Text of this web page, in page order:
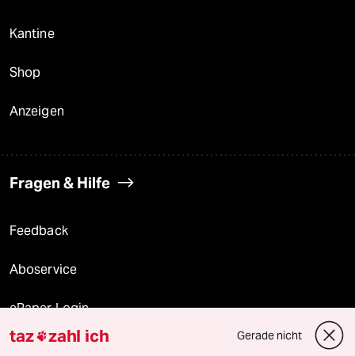
Kantine
Shop
Anzeigen
Fragen & Hilfe
Feedback
Aboservice
ePaper Login
Downloads für Abonnierende
taz zahl ich Gerade nicht